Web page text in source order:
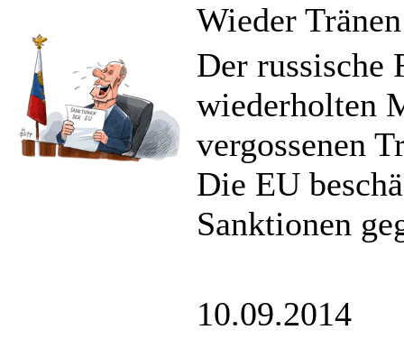
Wieder
Der russische
wiederholten
vergossenen
Die EU
Sanktionen
10.09.2014